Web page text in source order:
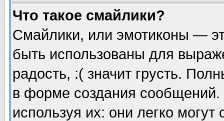
Что такое смайлики?
Смайлики, или эмотиконы —
быть использованы для
радость, :( значит грусть.
в форме создания сообщений.
используя их: они легко